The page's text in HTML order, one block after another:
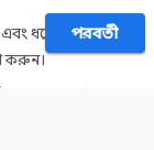
ধরে রাখার মতো
করুন।
পছন্দ করে তা
পরবর্তী